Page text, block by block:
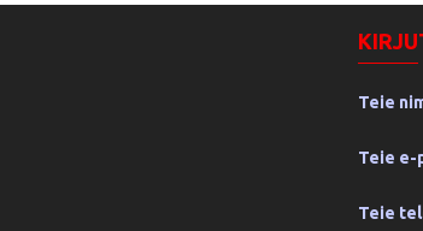
Teie
Teie e-
Teie